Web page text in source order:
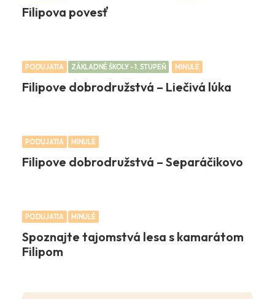
Filipova povesť
PODUJATIA ZÁKLADNÉ ŠKOLY - 1. STUPEŇ MINULÉ
Filipove dobrodružstvá – Liečivá lúka
PODUJATIA MINULÉ
Filipove dobrodružstvá – Separáčikovo
PODUJATIA MINULÉ
Spoznajte tajomstvá lesa s kamarátom
Filipom